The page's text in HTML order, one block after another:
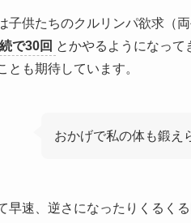
子供たちのクルリンパ欲求（
で30回 とかやるようになっ
とも期待しています。
おかげで私の体も鍛え
早速、逆さになったりくるく